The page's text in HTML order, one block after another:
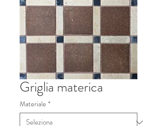
Griglia materica
Materiale *